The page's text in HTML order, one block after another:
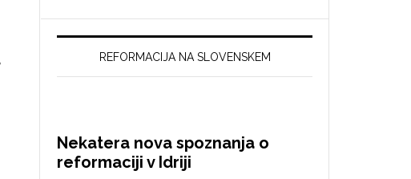
REFORMACIJA NA SLOVENSKEM
Nekatera nova spoznanja o
reformaciji v Idriji